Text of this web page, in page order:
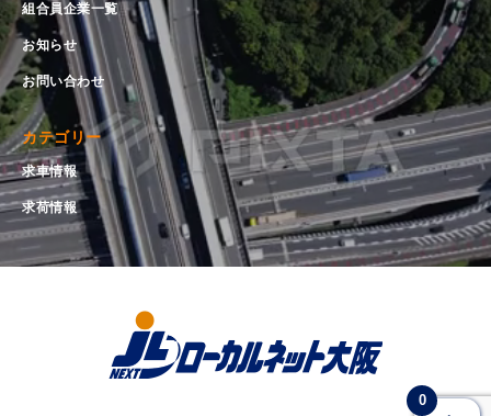
組合員企業一覧
お知らせ
お問い合わせ
カテゴリー
求車情報
求荷情報
0